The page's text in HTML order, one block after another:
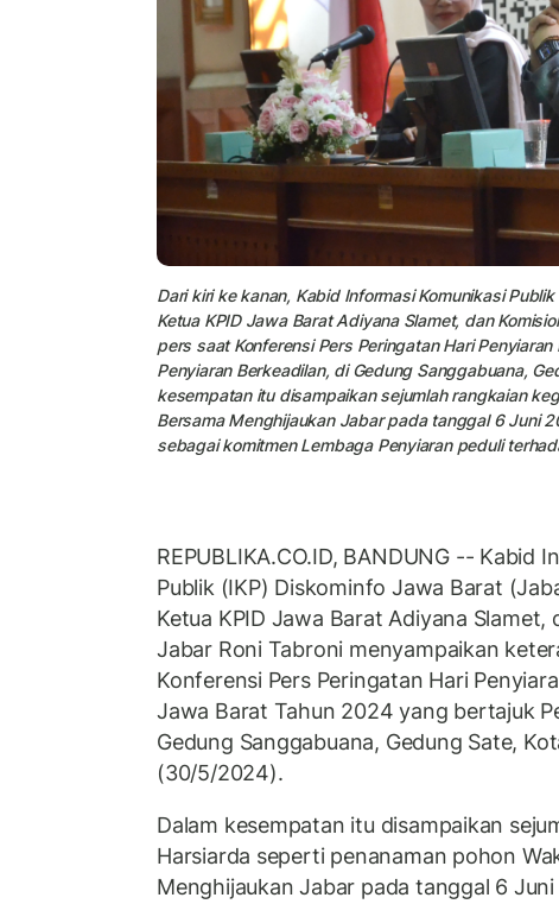
Dari kiri ke kanan, Kabid Informasi Komunikasi
Ketua KPID Jawa Barat Adiyana Slamet, dan
pers saat Konferensi Pers Peringatan Hari
Penyiaran Berkeadilan, di Gedung Sanggabuana,
kesempatan itu disampaikan sejumlah rangkaian
Bersama Menghijaukan Jabar pada tanggal 6 Juni
sebagai komitmen Lembaga Penyiaran peduli
REPUBLIKA.CO.ID, BANDUNG -- Kabid
Publik (IKP) Diskominfo Jawa Barat
Ketua KPID Jawa Barat Adiyana Slamet,
Jabar Roni Tabroni menyampaikan
Konferensi Pers Peringatan Hari
Jawa Barat Tahun 2024 yang bertajuk
Gedung Sanggabuana, Gedung Sate,
(30/5/2024).
Dalam kesempatan itu disampaikan
Harsiarda seperti penanaman pohon
Menghijaukan Jabar pada tanggal 6